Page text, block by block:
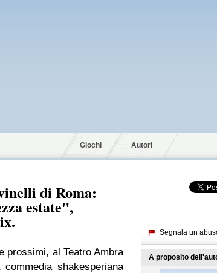
Giochi Autori
di Roma:
estate",
prossimi, al Teatro Ambra
shakesperiana
Segnala un
A proposito